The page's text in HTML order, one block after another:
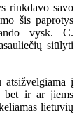
rinkdavo savo
šis paprotys
vysk. C.
siūlyti
į
ir ar jiems
lietuvių